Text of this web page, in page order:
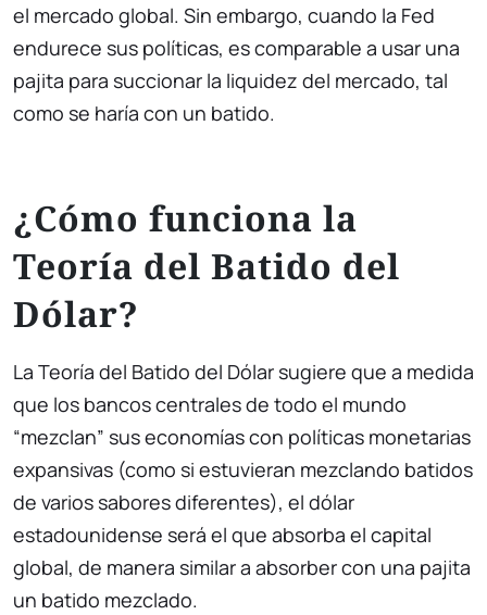
el mercado global. Sin embargo, cuando la Fed
endurece sus políticas, es comparable a usar una
pajita para succionar la liquidez del mercado, tal
como se haría con un batido.
¿Cómo funciona la
Teoría del Batido del
Dólar?
La Teoría del Batido del Dólar sugiere que a medida
que los bancos centrales de todo el mundo
“mezclan” sus economías con políticas monetarias
expansivas (como si estuvieran mezclando batidos
de varios sabores diferentes), el dólar
estadounidense será el que absorba el capital
global, de manera similar a absorber con una pajita
un batido mezclado.